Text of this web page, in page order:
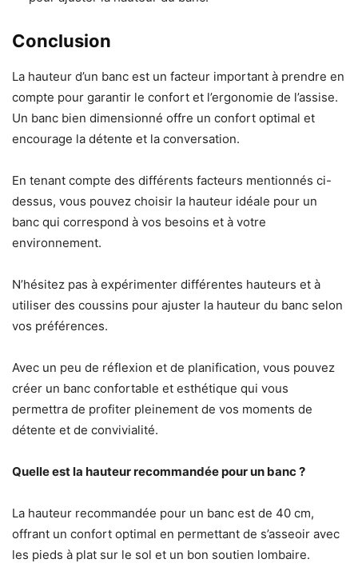
Conclusion
La hauteur d’un banc est un facteur important à prendre en
compte pour garantir le confort et l’ergonomie de l’assise.
Un banc bien dimensionné offre un confort optimal et
encourage la détente et la conversation.
En tenant compte des différents facteurs mentionnés ci-
dessus, vous pouvez choisir la hauteur idéale pour un
banc qui correspond à vos besoins et à votre
environnement.
N’hésitez pas à expérimenter différentes hauteurs et à
utiliser des coussins pour ajuster la hauteur du banc selon
vos préférences.
Avec un peu de réflexion et de planification, vous pouvez
créer un banc confortable et esthétique qui vous
permettra de profiter pleinement de vos moments de
détente et de convivialité.
Quelle est la hauteur recommandée pour un banc ?
La hauteur recommandée pour un banc est de 40 cm,
offrant un confort optimal en permettant de s’asseoir avec
les pieds à plat sur le sol et un bon soutien lombaire.